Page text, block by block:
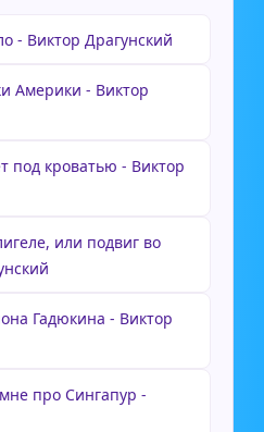
- Виктор Драгунский
Америки - Виктор
под кроватью - Виктор
или подвиг во
Гадюкина - Виктор
про Сингапур -